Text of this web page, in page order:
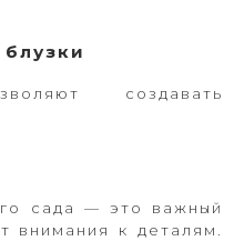
создавать
сада — это важный
внимания к деталям.